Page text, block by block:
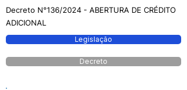
Decreto N°136/2024 - ABERTURA DE CRÉDITO
ADICIONAL
Legislação
Decreto